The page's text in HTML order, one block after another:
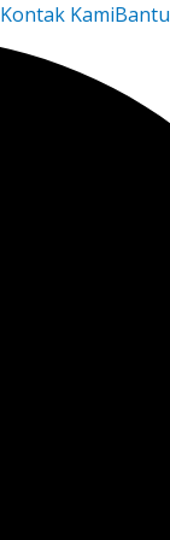
Kontak Kami